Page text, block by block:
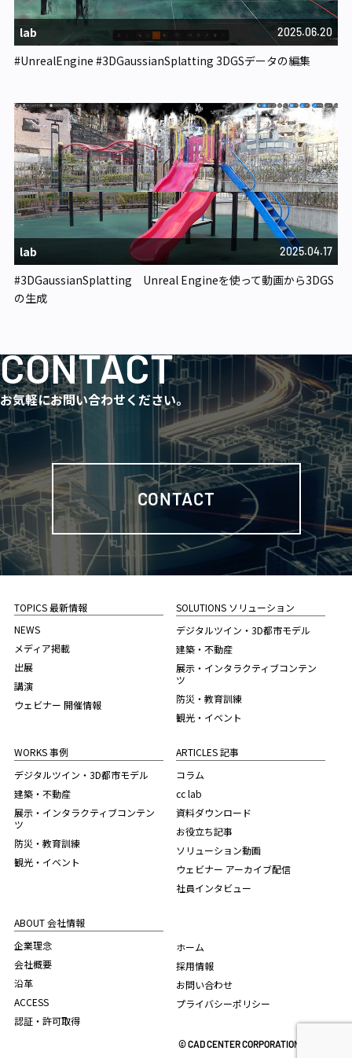
lab 2025.06.20
#UnrealEngine #3DGaussianSplatting 3DGSデータの編集
lab 2025.04.17
#3DGaussianSplatting Unreal Engineを使って動画から3DGS
の生成
CONTACT
お気軽にお問い合わせください。
CONTACT
TOPICS 最新情報
NEWS
メディア掲載
出展
講演
ウェビナー 開催情報
WORKS 事例
デジタルツイン・3D都市モデル
建築・不動産
展示・インタラクティブコンテン
ツ
防災・教育訓練
観光・イベント
SOLUTIONS ソリューション
デジタルツイン・3D都市モデル
建築・不動産
展示・インタラクティブコンテン
ツ
防災・教育訓練
観光・イベント
ARTICLES 記事
コラム
cc lab
資料ダウンロード
お役立ち記事
ソリューション動画
ウェビナー アーカイブ配信
社員インタビュー
ABOUT 会社情報
企業理念
会社概要
沿革
ACCESS
認証・許可取得
ホーム
採用情報
お問い合わせ
プライバシーポリシー
© CAD CENTER CORPORATION. 2022